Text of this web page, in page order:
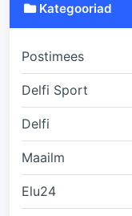
Kategooriad
Postimees
Delfi Sport
Delfi
Maailm
Elu24